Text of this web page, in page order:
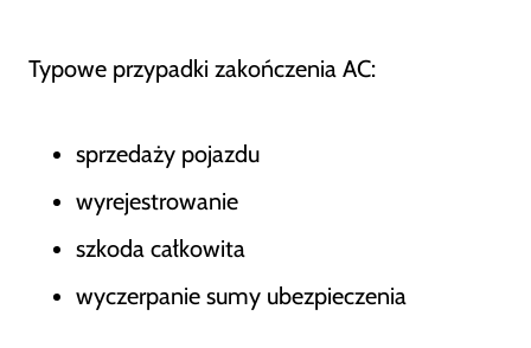
Typowe przypadki zakończenia AC:
sprzedaży pojazdu
wyrejestrowanie
szkoda całkowita
wyczerpanie sumy ubezpieczenia